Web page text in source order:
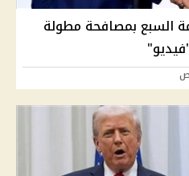
السبع بمصافحة مطولة